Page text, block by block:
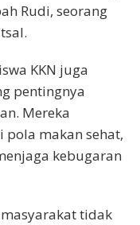
Rudi, seorang
KKN juga
pentingnya
Mereka
makan sehat,
kebugaran
tidak